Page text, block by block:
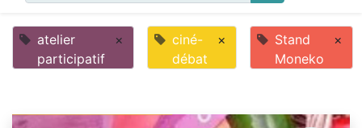
atelier
participatif
×
ciné-
débat
×
Stand
Moneko
×